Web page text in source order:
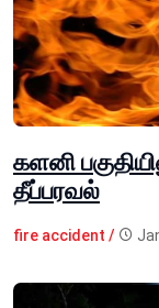
களனி
தீப்பரவல்
fire accident /